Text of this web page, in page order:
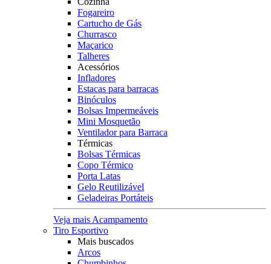
Fogareiro
Cartucho de Gás
Churrasco
Maçarico
Talheres
Acessórios
Infladores
Estacas para barracas
Binóculos
Bolsas Impermeáveis
Mini Mosquetão
Ventilador para Barraca
Térmicas
Bolsas Térmicas
Copo Térmico
Porta Latas
Gelo Reutilizável
Geladeiras Portáteis
Veja mais Acampamento
Tiro Esportivo
Mais buscados
Arcos